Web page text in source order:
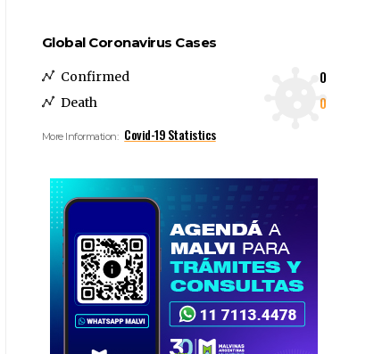
Global Coronavirus Cases
Confirmed 0
Death 0
More Information: Covid-19 Statistics